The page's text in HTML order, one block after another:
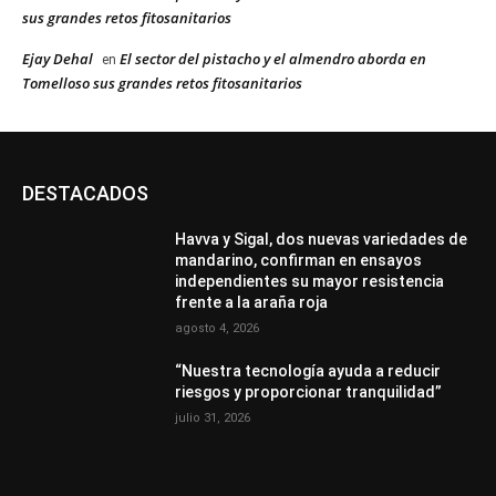
sus grandes retos fitosanitarios
Ejay Dehal en El sector del pistacho y el almendro aborda en
Tomelloso sus grandes retos fitosanitarios
DESTACADOS
Havva y Sigal, dos nuevas variedades de
mandarino, confirman en ensayos
independientes su mayor resistencia
frente a la araña roja
agosto 4, 2026
“Nuestra tecnología ayuda a reducir
riesgos y proporcionar tranquilidad”
julio 31, 2026